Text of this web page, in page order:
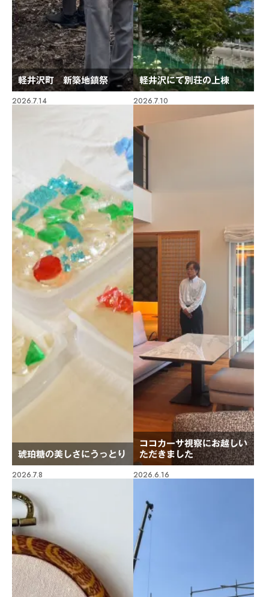
軽井沢町 新築地鎮祭 軽井沢にて別荘の上棟
2026.7.14
琥珀糖の美しさにうっとり
2026.7.10
ココカーサ視察にお越しい
ただきました
2026.7.8 2026.6.16